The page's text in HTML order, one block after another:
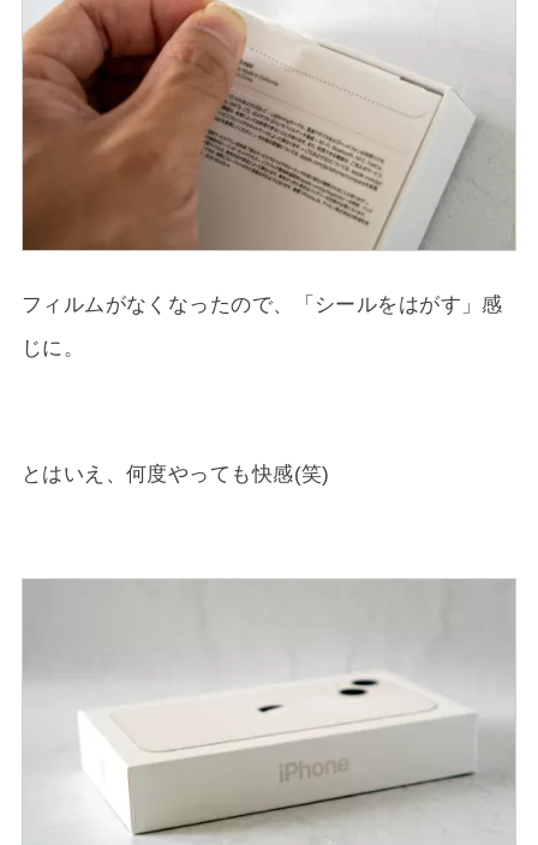
フィルムがなくなったので、「シールをはがす」感
じに。
とはいえ、何度やっても快感(笑)